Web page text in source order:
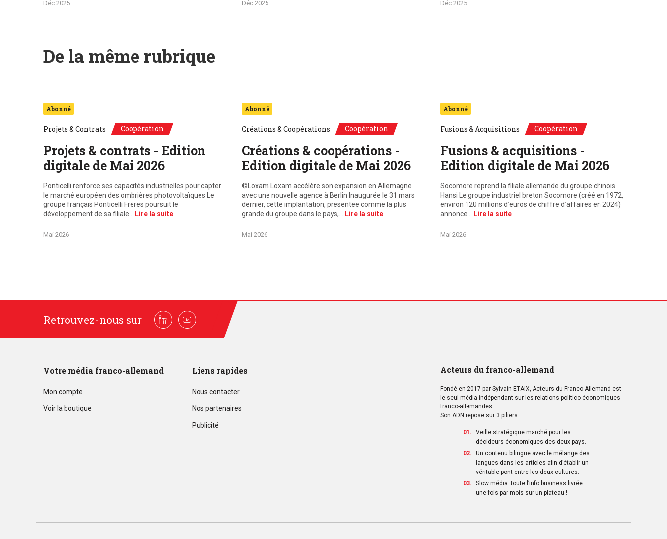
Déc 2025 Déc 2025 Déc 2025
De la même rubrique
Abonné
Projets & Contrats Coopération
Projets & contrats - Edition
digitale de Mai 2026
Ponticelli renforce ses capacités industrielles pour capter
le marché européen des ombrières photovoltaïques Le
groupe français Ponticelli Frères poursuit le
développement de sa filiale…
Lire la suite
Mai 2026
Abonné
Créations & Coopérations Coopération
Créations & coopérations -
Edition digitale de Mai 2026
©Loxam Loxam accélère son expansion en Allemagne
avec une nouvelle agence à Berlin Inaugurée le 31 mars
dernier, cette implantation, présentée comme la plus
grande du groupe dans le pays,…
Lire la suite
Mai 2026
Abonné
Fusions & Acquisitions Coopération
Fusions & acquisitions -
Edition digitale de Mai 2026
Socomore reprend la filiale allemande du groupe chinois
Hansi Le groupe industriel breton Socomore (créé en 1972,
environ 120 millions d’euros de chiffre d’affaires en 2024)
annonce…
Lire la suite
Mai 2026
Retrouvez-nous sur LinkedinYoutube
Votre média franco-allemand
Mon compte
Voir la boutique
Liens rapides
Nous contacter
Nos partenaires
Publicité
Acteurs du franco-allemand
Fondé en 2017 par Sylvain ETAIX, Acteurs du Franco-Allemand est
le seul média indépendant sur les relations politico-économiques
franco-allemandes.
Son ADN repose sur 3 piliers :
Veille stratégique marché pour les
décideurs économiques des deux pays.
Un contenu bilingue avec le mélange des
langues dans les articles afin d’établir un
véritable pont entre les deux cultures.
Slow média: toute l’info business livrée
une fois par mois sur un plateau !